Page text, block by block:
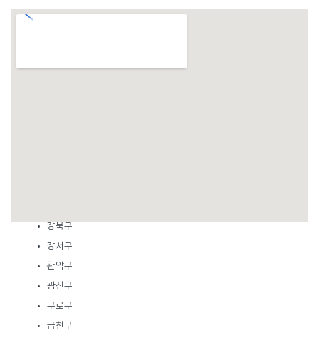
강북구
강서구
관악구
광진구
구로구
금천구